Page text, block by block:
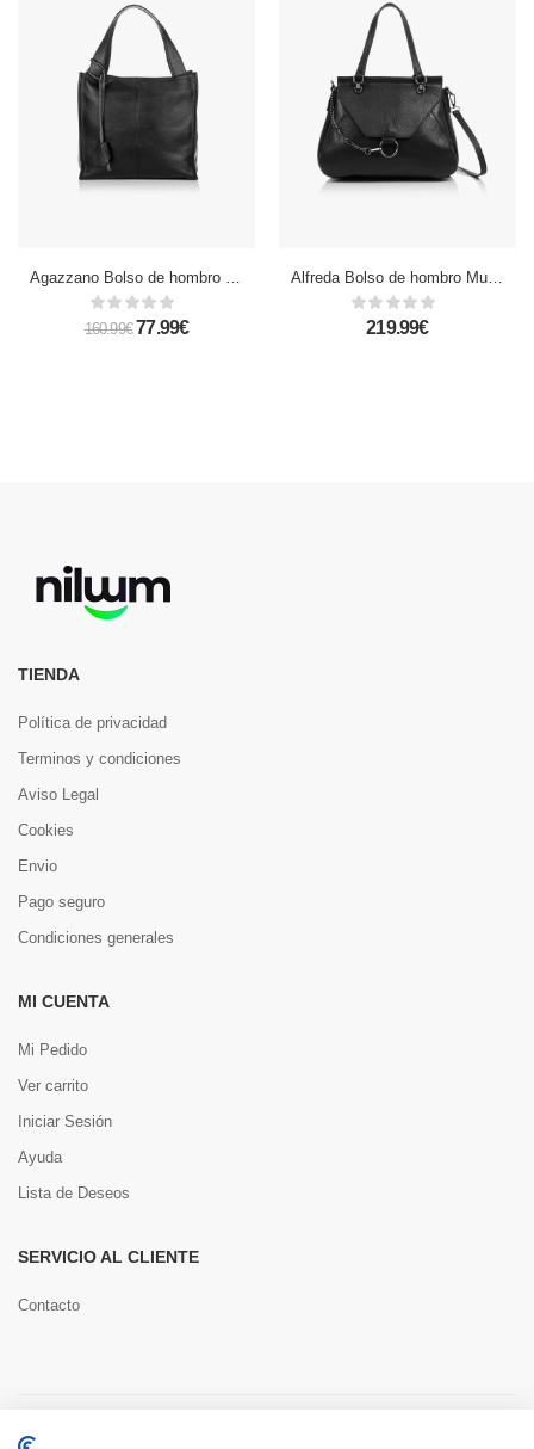
Agazzano Bolso de hombro Mujer.Piel auténtica Dollaro
160.99€ 77.99€
Alfreda Bolso de hombro Mujer.Piel auténtica Dollaro
219.99€
TIENDA
Política de privacidad
Terminos y condiciones
Aviso Legal
Cookies
Envio
Pago seguro
Condiciones generales
MI CUENTA
Mi Pedido
Ver carrito
Iniciar Sesión
Ayuda
Lista de Deseos
SERVICIO AL CLIENTE
Contacto